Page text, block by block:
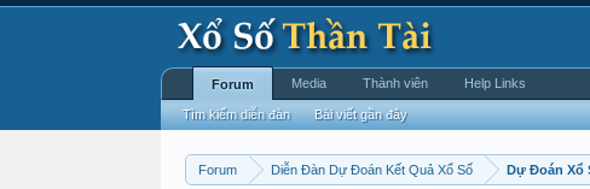
Forum Diễn Đàn Dự Đoán Kết Quả Xổ Số Dự Đoán Xổ
Forum
Tìm kiếm diễn đàn Bài viết gần đây
Media Thành viên Help Links